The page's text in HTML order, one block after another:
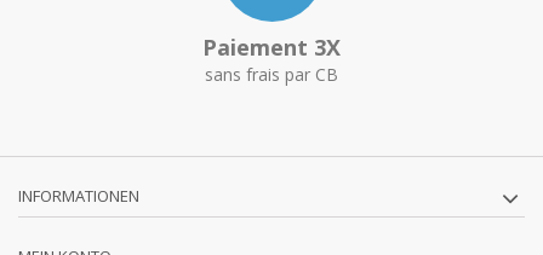
Paiement 3X
sans frais par CB
INFORMATIONEN